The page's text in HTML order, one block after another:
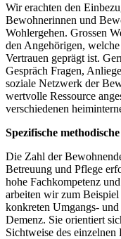
Wir erachten den
Bewohnerinnen und
Wohlergehen. Grossen
den Angehörigen,
Vertrauen geprägt ist.
Gespräch Fragen,
soziale Netzwerk der
wertvolle Ressource
verschiedenen
Spezifische
Die Zahl der
Betreuung und Pflege
hohe Fachkompetenz
arbeiten wir zum
konkreten Umgangs-
Demenz. Sie orientiert
Sichtweise des einzelnen